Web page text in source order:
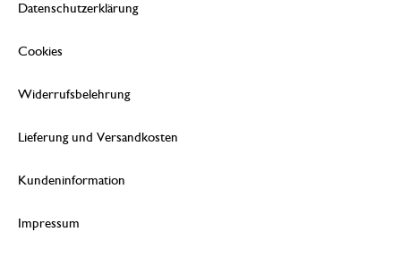
Datenschutzerklärung
Cookies
Widerrufsbelehrung
Lieferung und Versandkosten
Kundeninformation
Impressum